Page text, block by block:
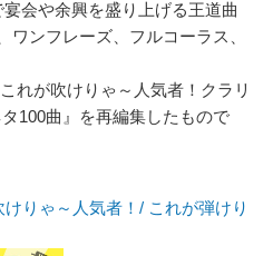
会や余興を盛り上げる王道曲
ワンフレーズ、フルコーラス、
れが吹けりゃ～人気者！クラリ
100曲』を再編集したもので
りゃ～人気者！/ これが弾けり